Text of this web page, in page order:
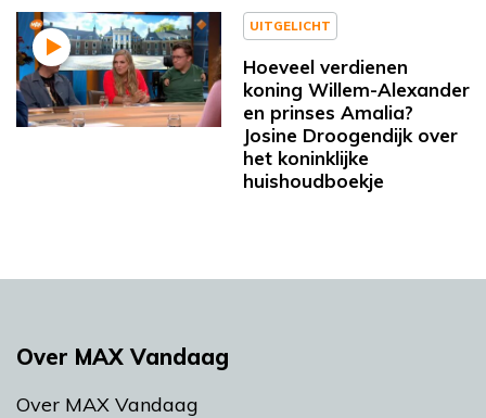
UITGELICHT
Hoeveel verdienen
koning Willem-Alexander
en prinses Amalia?
Josine Droogendijk over
het koninklijke
huishoudboekje
Over MAX Vandaag
Over MAX Vandaag